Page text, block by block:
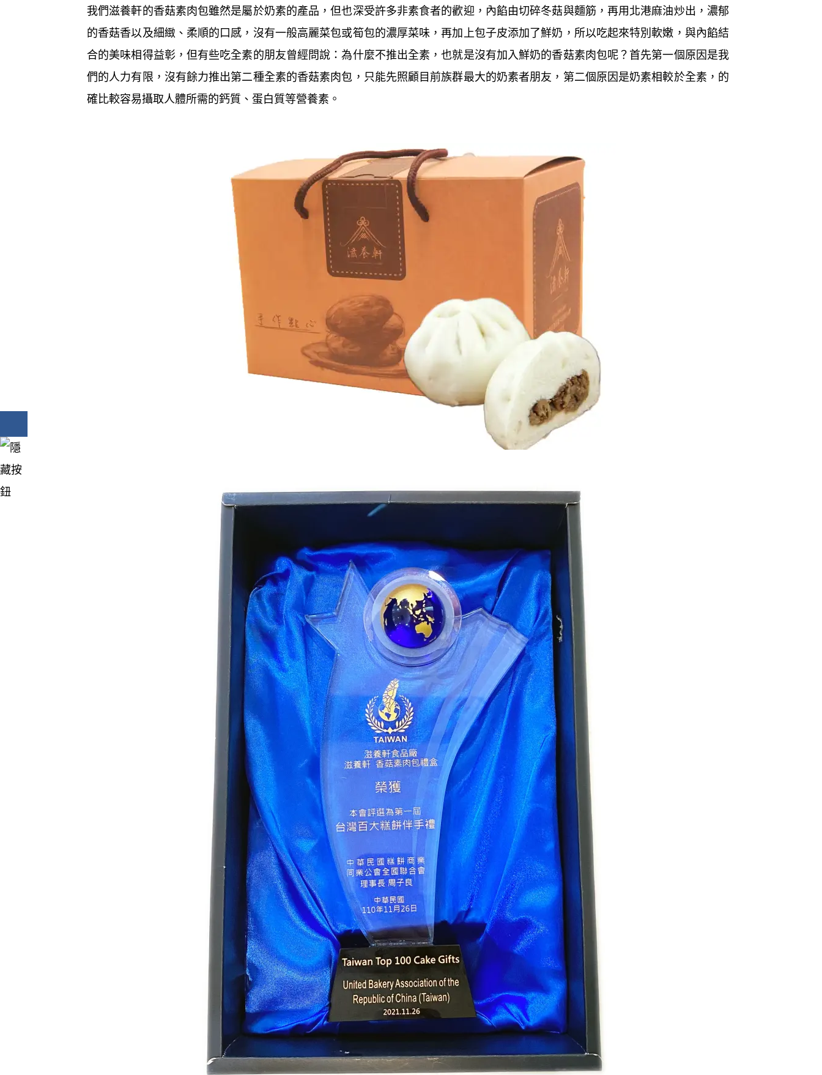
我們滋養軒的香菇素肉包雖然是屬於奶素的產品，但也深受許多非素食者的歡迎，內餡由切碎冬菇與麵筋，再用北港麻油炒出，濃郁
的香菇香以及細緻、柔順的口感，沒有一般高麗菜包或筍包的濃厚菜味，再加上包子皮添加了鮮奶，所以吃起來特別軟嫩，與內餡結
合的美味相得益彰，但有些吃全素的朋友曾經問說：為什麼不推出全素，也就是沒有加入鮮奶的香菇素肉包呢？首先第一個原因是我
們的人力有限，沒有餘力推出第二種全素的香菇素肉包，只能先照顧目前族群最大的奶素者朋友，第二個原因是奶素相較於全素，的
確比較容易攝取人體所需的鈣質、蛋白質等營養素。